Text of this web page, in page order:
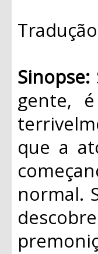
Sinopse:
gente,
que a
normal.